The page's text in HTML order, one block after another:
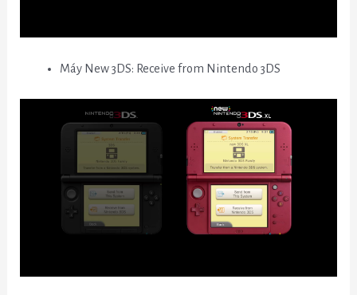
Máy New 3DS: Receive from Nintendo 3DS